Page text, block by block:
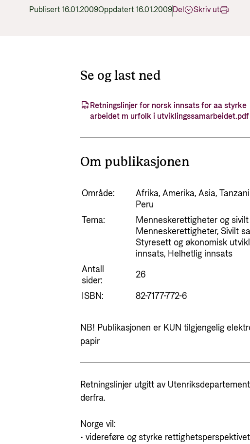
Publisert 16.01.2009Oppdatert 16.01.2009Del Skriv ut
Se og last ned
Retningslinjer for norsk innsats for aa styrke
arbeidet m urfolk i utviklingssamarbeidet.pdf
Om publikasjonen
Område:
Afrika, Amerika, Asia,
Peru
Tema:
Menneskerettigheter og
Menneskerettigheter, Sivilt
Styresett og økonomisk
innsats, Helhetlig innsats
Antall
sider:
26
ISBN:
82-7177-772-6
NB! Publikasjonen er KUN tilgjengelig
papir
Retningslinjer utgitt av
derfra.
Norge vil:
• videreføre og styrke